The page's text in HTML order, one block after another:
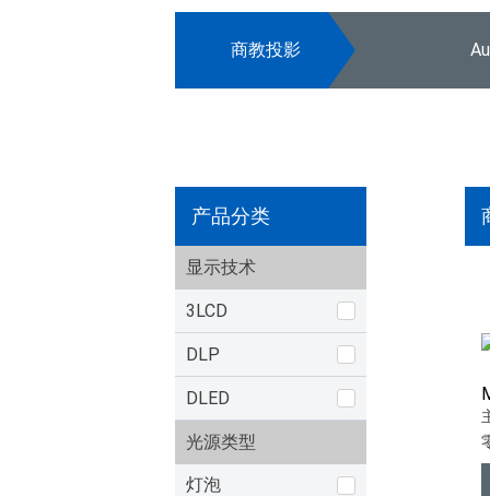
商教投影
产品分类
显示技术
3LCD
DLP
DLED
光源类型
灯泡